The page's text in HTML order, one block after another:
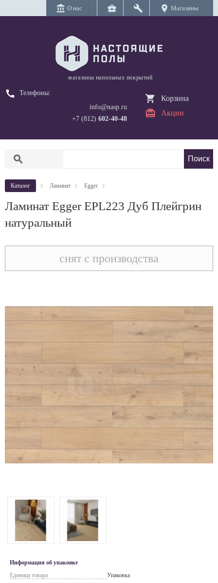
account_balance О нас business_center build location_on Магазины
магазины напольных покрытий
call
Телефоны:
info@nasp.ru
+7 (812) 602-40-48
Корзина
Акции
search
Каталог Ламинат Egger
Ламинат Egger EPL223 Дуб Плейгрин
натуральный
снят с производства
Информация об упаковке
Единица товара
Упаковка